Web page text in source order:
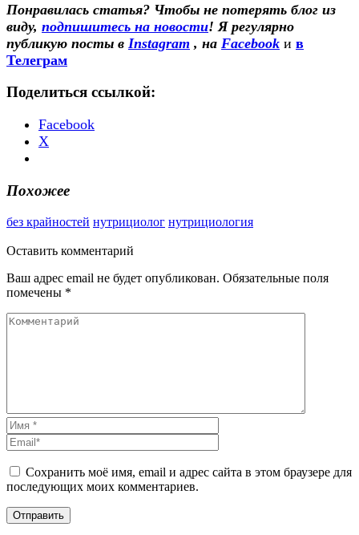
Понравилась статья? Чтобы не потерять блог из
виду, подпишитесь на новости! Я регулярно
публикую посты в Instagram , на Facebook и в
Телеграм
Поделиться ссылкой:
Facebook
X
Похожее
без крайностей нутрициолог нутрициология
Оставить комментарий
Ваш адрес email не будет опубликован. Обязательные поля
помечены *
Сохранить моё имя, email и адрес сайта в этом браузере для
последующих моих комментариев.